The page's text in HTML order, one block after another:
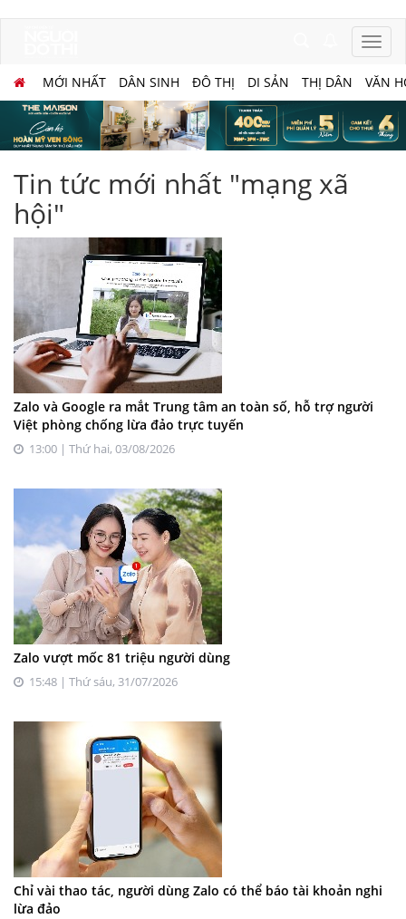
MỚI NHẤT DÂN SINH ĐÔ THỊ DI SẢN THỊ DÂN VĂN
Tin tức mới nhất "mạng xã
hội"
Zalo và Google ra mắt Trung tâm an toàn số, hỗ trợ người
Việt phòng chống lừa đảo trực tuyến
13:00 | Thứ hai, 03/08/2026
Zalo vượt mốc 81 triệu người dùng
15:48 | Thứ sáu, 31/07/2026
Chỉ vài thao tác, người dùng Zalo có thể báo tài khoản nghi
lừa đảo